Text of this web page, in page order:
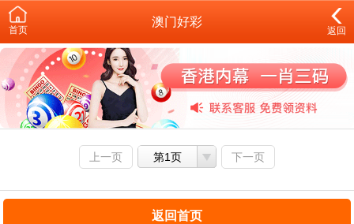
首页
澳门好彩
返回
上一页 第1页 下一页
返回首页